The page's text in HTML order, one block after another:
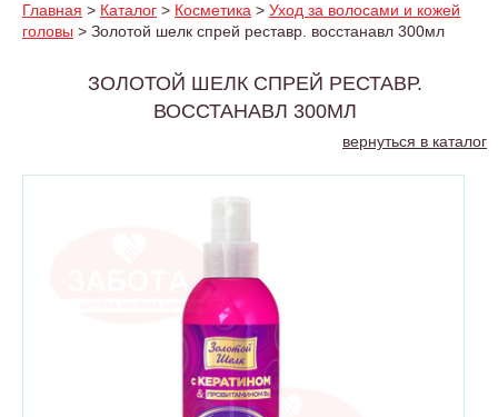
Главная > Каталог > Косметика > Уход за волосами и кожей
головы > Золотой шелк спрей реставр. восстанавл 300мл
ЗОЛОТОЙ ШЕЛК СПРЕЙ РЕСТАВР.
ВОССТАНАВЛ 300МЛ
вернуться в каталог